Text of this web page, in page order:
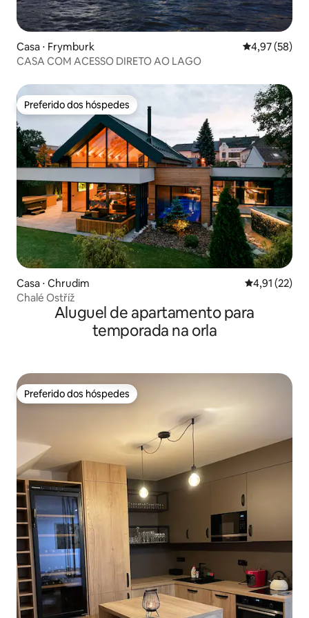
Casa ⋅ Frymburk 4,97 de uma
4,97 (58)
CASA COM ACESSO DIRETO AO LAGO
Preferido dos hóspedes
Preferido dos hóspedes
Casa ⋅ Chrudim 4,91 de uma
4,91 (22)
Chalé Ostříž
Aluguel de apartamento para
temporada na orla
Preferido dos hóspedes
Preferido dos hóspedes